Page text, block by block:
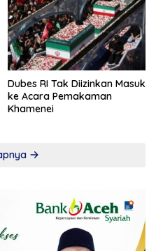
Dubes RI Tak Diizinkan Masuk
ke Acara Pemakaman
Khamenei